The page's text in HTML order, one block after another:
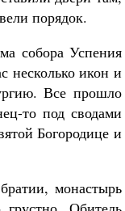
порядок.
собора Успения
несколько икон и
Все прошло
то под сводами
Богородице и
монастырь